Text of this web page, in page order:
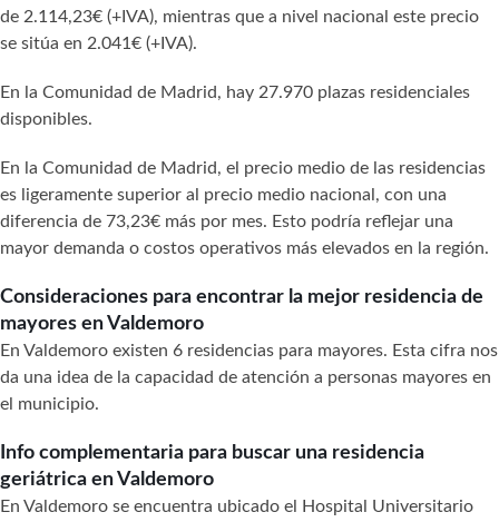
de 2.114,23€ (+IVA), mientras que a nivel nacional este precio
se sitúa en 2.041€ (+IVA).
En la Comunidad de Madrid, hay 27.970 plazas residenciales
disponibles.
En la Comunidad de Madrid, el precio medio de las residencias
es ligeramente superior al precio medio nacional, con una
diferencia de 73,23€ más por mes. Esto podría reflejar una
mayor demanda o costos operativos más elevados en la región.
Consideraciones para encontrar la mejor residencia de
mayores en Valdemoro
En Valdemoro existen 6 residencias para mayores. Esta cifra nos
da una idea de la capacidad de atención a personas mayores en
el municipio.
Info complementaria para buscar una residencia
geriátrica en Valdemoro
En Valdemoro se encuentra ubicado el Hospital Universitario